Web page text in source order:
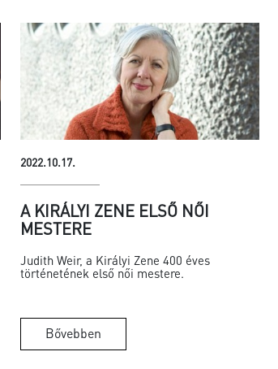
2022.10.17.
A KIRÁLYI ZENE ELSŐ NŐI
MESTERE
Judith Weir, a Királyi Zene 400 éves
történetének első női mestere.
Bővebben